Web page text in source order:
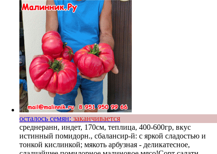
осталось семян: заканчивается
среднеранн, индет, 170см, теплица, 400-600гр, вкус
истинный помидорн., сбалансир-й: с яркой сладостью и
тонкой кислинкой; мякоть арбузная - деликатесное,